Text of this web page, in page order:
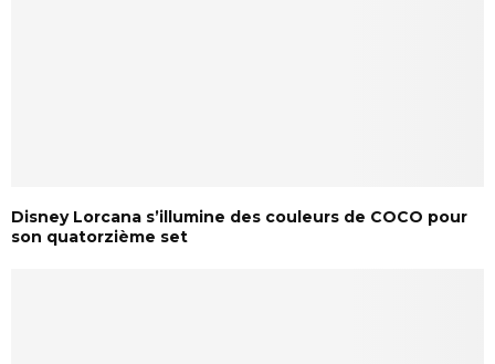
Disney Lorcana s’illumine des couleurs de COCO pour
son quatorzième set